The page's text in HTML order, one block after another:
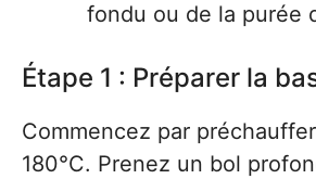
fondu ou de la purée
Étape 1 : Préparer la
Commencez par
180°C. Prenez un bol